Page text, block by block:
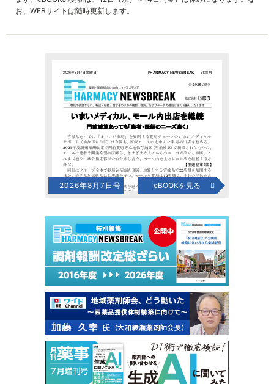
お、WEBサイトは随時更新します。
2026年8月7日号 eBOOKを見る